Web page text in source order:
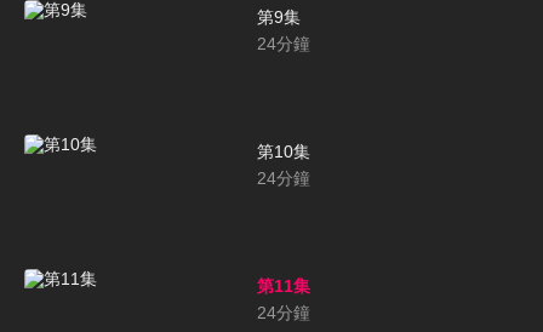
第9集
24分鐘
第10集
24分鐘
第11集
24分鐘